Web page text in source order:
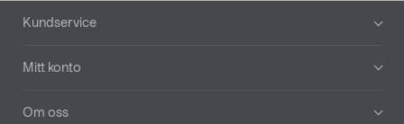
Sidfot
Kundservice
Mitt konto
Om oss